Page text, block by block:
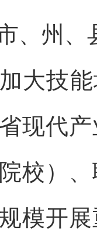
、州、
技能
现代
校）
模开